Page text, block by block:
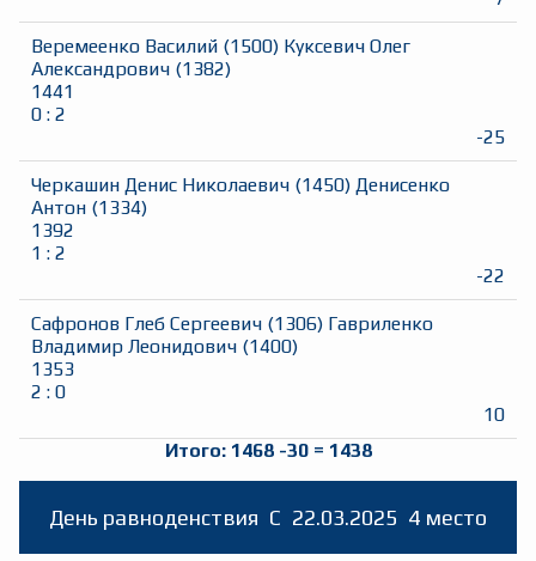
Веремеенко Василий (1500) Куксевич Олег
Александрович (1382)
1441
0 : 2
-25
Черкашин Денис Николаевич (1450) Денисенко
Антон (1334)
1392
1 : 2
-22
Сафронов Глеб Сергеевич (1306) Гавриленко
Владимир Леонидович (1400)
1353
2 : 0
10
Итого: 1468 -30= 1438
День равноденствия C 22.03.2025 4 место